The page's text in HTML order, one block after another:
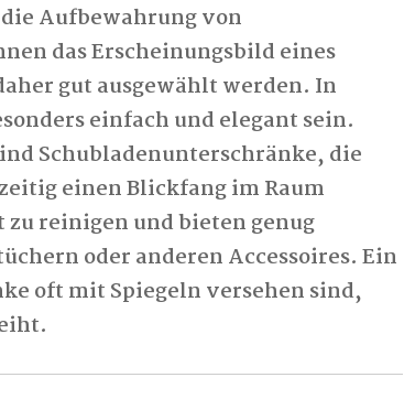
Aufbewahrung von
das Erscheinungsbild eines
gut ausgewählt werden. In
einfach und elegant sein.
Schubladenunterschränke, die
einen Blickfang im Raum
reinigen und bieten genug
oder anderen Accessoires. Ein
oft mit Spiegeln versehen sind,